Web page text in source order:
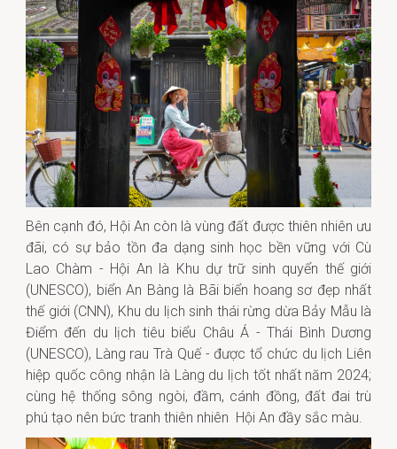
Bên cạnh đó, Hội An còn là vùng đất được thiên nhiên ưu
đãi, có sự bảo tồn đa dạng sinh học bền vững với Cù
Lao Chàm - Hội An là Khu dự trữ sinh quyển thế giới
(UNESCO), biển An Bàng là Bãi biển hoang sơ đẹp nhất
thế giới (CNN), Khu du lịch sinh thái rừng dừa Bảy Mẫu là
Điểm đến du lịch tiêu biểu Châu Á - Thái Bình Dương
(UNESCO), Làng rau Trà Quế - được tổ chức du lịch Liên
hiệp quốc công nhận là Làng du lịch tốt nhất năm 2024;
cùng hệ thống sông ngòi, đầm, cánh đồng, đất đai trù
phú tạo nên bức tranh thiên nhiên Hội An đầy sắc màu.